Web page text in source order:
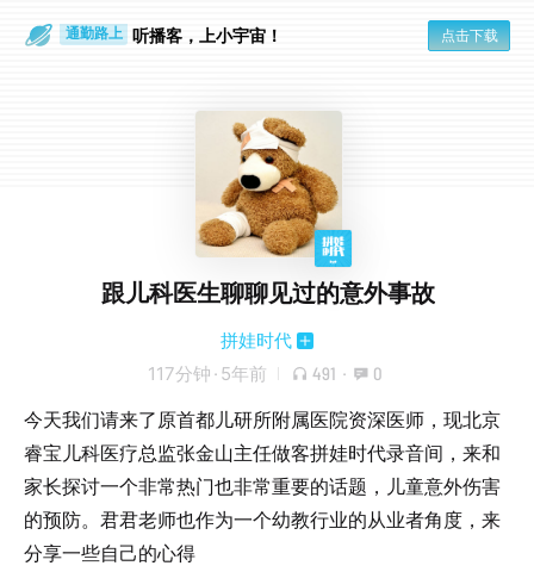
通勤路上 听播客，上小宇宙！ 点击下载
跟儿科医生聊聊见过的意外事故
拼娃时代
117分钟 · 5年前 491 · 0
今天我们请来了原首都儿研所附属医院资深医师，现北京
睿宝儿科医疗总监张金山主任做客拼娃时代录音间，来和
家长探讨一个非常热门也非常重要的话题，儿童意外伤害
的预防。君君老师也作为一个幼教行业的从业者角度，来
分享一些自己的心得